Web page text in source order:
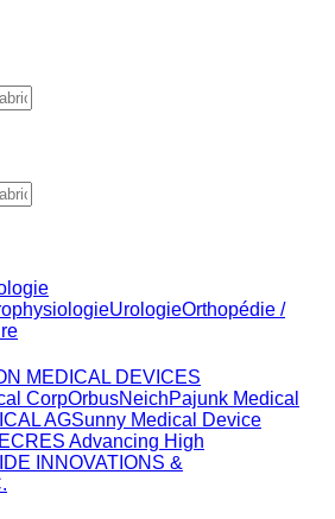
UrologieOrthopédie /
MEDICAL DEVICES
CorpOrbusNeichPajunk Medical
AGSunny Medical Device
Advancing High
INNOVATIONS &